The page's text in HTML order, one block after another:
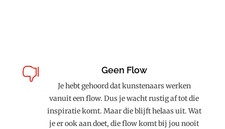
 Geen Flow
Je hebt gehoord dat kunstenaars werken
vanuit een flow. Dus je wacht rustig af tot die
inspiratie komt. Maar die blijft helaas uit. Wat
je er ook aan doet, die flow komt bij jou nooit